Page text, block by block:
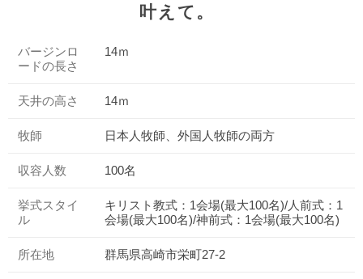
叶えて。ㅤㅤㅤㅤㅤㅤ
バージンロ
ードの長さ
14ｍ
天井の高さ 14ｍ
牧師 日本人牧師、外国人牧師の両方
収容人数 100名
挙式スタイ
ル
キリスト教式：1会場(最大100名)/人前式：1
会場(最大100名)/神前式：1会場(最大100名)
所在地 群馬県高崎市栄町27-2